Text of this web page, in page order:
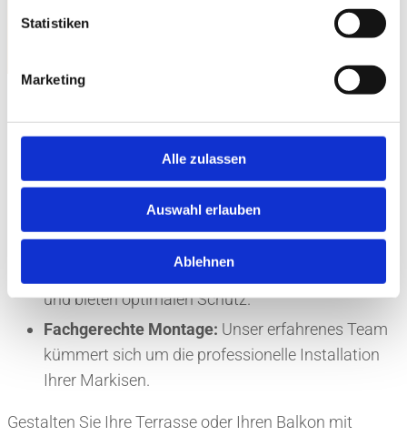
Statistiken
Marketing
Alle zulassen
Auswahl erlauben
Ablehnen
Warum Markisen von Themsen e.K.?
Individuelle Anpassung:Wir helfen Ihnen, die
perfekte Markise für Ihre Bedürfnisse zu
Unsere Markisen sind
und bieten optimalen Schutz.
Fachgerechte Montage: Unser erfahrenes Team
kümmert sich um die professionelle Installation
Ihrer Markisen.
Gestalten Sie Ihre Terrasse oder Ihren Balkon mit